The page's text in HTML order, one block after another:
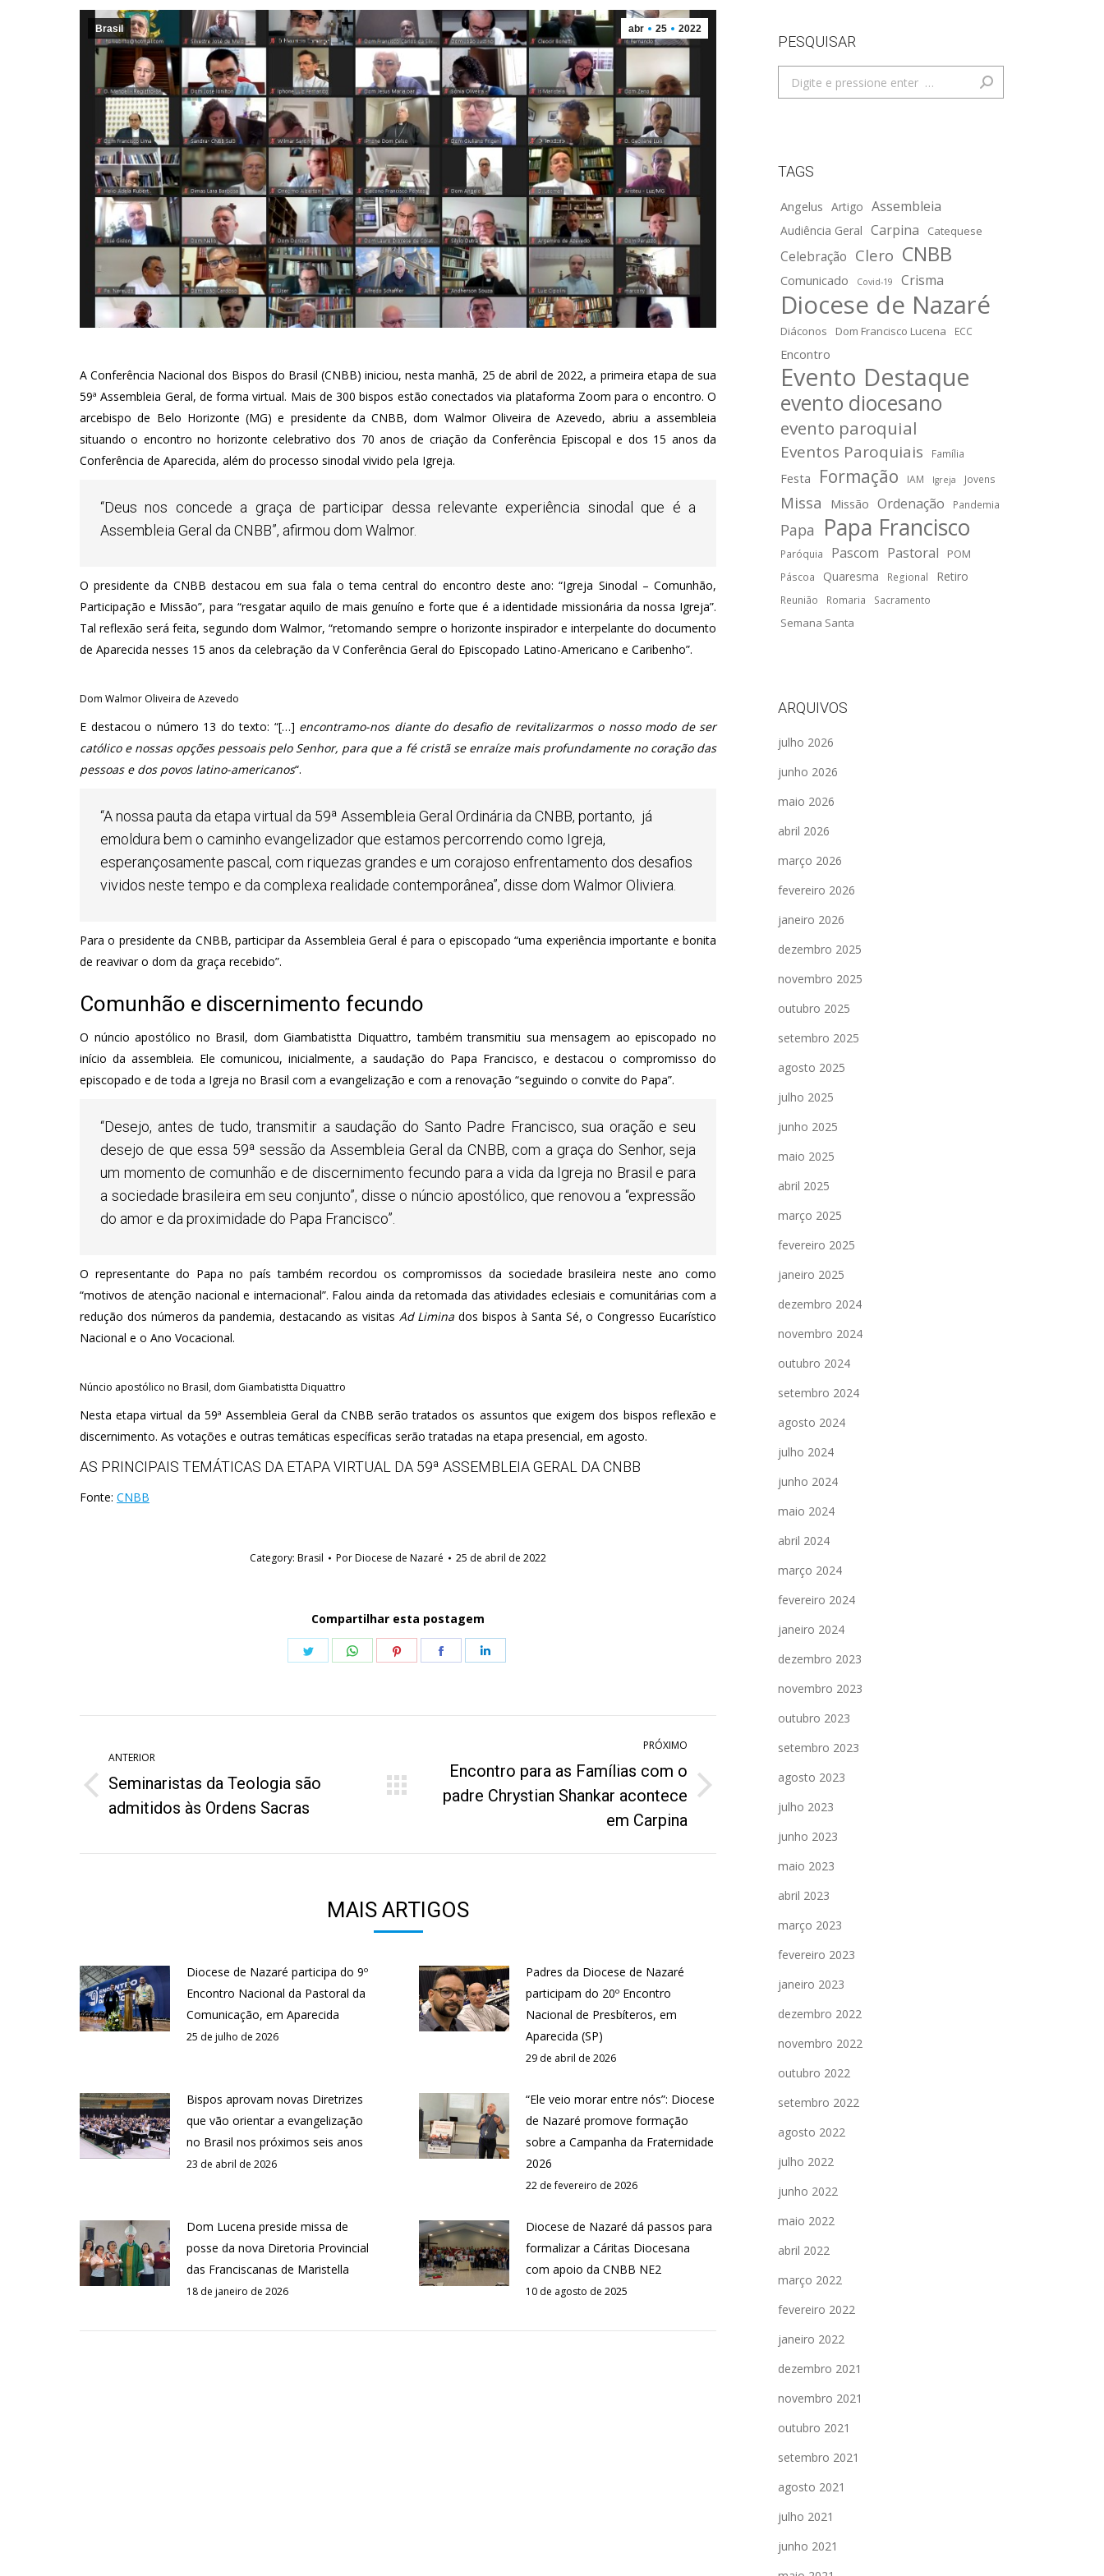
abr 25 2022
Brasil
A Conferência Nacional dos Bispos do Brasil (CNBB) iniciou, nesta manhã, 25 de abril de 2022, a primeira etapa de sua
59ª Assembleia Geral, de forma virtual. Mais de 300 bispos estão conectados via plataforma Zoom para o encontro. O
arcebispo de Belo Horizonte (MG) e presidente da CNBB, dom Walmor Oliveira de Azevedo, abriu a assembleia
situando o encontro no horizonte celebrativo dos 70 anos de criação da Conferência Episcopal e dos 15 anos da
Conferência de Aparecida, além do processo sinodal vivido pela Igreja.
“Deus nos concede a graça de participar dessa relevante experiência sinodal que é a
Assembleia Geral da CNBB”, afirmou dom Walmor.
O presidente da CNBB destacou em sua fala o tema central do encontro deste ano: “Igreja Sinodal – Comunhão,
Participação e Missão”, para “resgatar aquilo de mais genuíno e forte que é a identidade missionária da nossa Igreja”.
Tal reflexão será feita, segundo dom Walmor, “retomando sempre o horizonte inspirador e interpelante do documento
de Aparecida nesses 15 anos da celebração da V Conferência Geral do Episcopado Latino-Americano e Caribenho”.
Dom Walmor Oliveira de Azevedo
E destacou o número 13 do texto: “[…] encontramo-nos diante do desafio de revitalizarmos o nosso modo de ser
católico e nossas opções pessoais pelo Senhor, para que a fé cristã se enraíze mais profundamente no coração das
pessoas e dos povos latino-americanos“.
“A nossa pauta da etapa virtual da 59ª Assembleia Geral Ordinária da CNBB, portanto, já
emoldura bem o caminho evangelizador que estamos percorrendo como Igreja,
esperançosamente pascal, com riquezas grandes e um corajoso enfrentamento dos desafios
vividos neste tempo e da complexa realidade contemporânea”, disse dom Walmor Oliviera.
Para o presidente da CNBB, participar da Assembleia Geral é para o episcopado “uma experiência importante e bonita
de reavivar o dom da graça recebido”.
Comunhão e discernimento fecundo
O núncio apostólico no Brasil, dom Giambatistta Diquattro, também transmitiu sua mensagem ao episcopado no
início da assembleia. Ele comunicou, inicialmente, a saudação do Papa Francisco, e destacou o compromisso do
episcopado e de toda a Igreja no Brasil com a evangelização e com a renovação “seguindo o convite do Papa”.
“Desejo, antes de tudo, transmitir a saudação do Santo Padre Francisco, sua oração e seu
desejo de que essa 59ª sessão da Assembleia Geral da CNBB, com a graça do Senhor, seja
um momento de comunhão e de discernimento fecundo para a vida da Igreja no Brasil e para
a sociedade brasileira em seu conjunto”, disse o núncio apostólico, que renovou a “expressão
do amor e da proximidade do Papa Francisco”.
O representante do Papa no país também recordou os compromissos da sociedade brasileira neste ano como
“motivos de atenção nacional e internacional”. Falou ainda da retomada das atividades eclesiais e comunitárias com a
redução dos números da pandemia, destacando as visitas Ad Limina dos bispos à Santa Sé, o Congresso Eucarístico
Nacional e o Ano Vocacional.
Núncio apostólico no Brasil, dom Giambatistta Diquattro
Nesta etapa virtual da 59ª Assembleia Geral da CNBB serão tratados os assuntos que exigem dos bispos reflexão e
discernimento. As votações e outras temáticas específicas serão tratadas na etapa presencial, em agosto.
AS PRINCIPAIS TEMÁTICAS DA ETAPA VIRTUAL DA 59ª ASSEMBLEIA GERAL DA CNBB
Fonte: CNBB
Category: Brasil PorDiocese de Nazaré 25 de abril de 2022
Compartilhar esta postagem
Share Share
Share
Share
de
post:
ANTERIOR
Post
anterior:
Seminaristas da Teologia são
admitidos às Ordens Sacras
PRÓXIMO
Próximo
Encontro para as Famílias com o
padre Chrystian Shankar acontece
em Carpina
MAIS ARTIGOS
Diocese de Nazaré participa do 9º
Encontro Nacional da Pastoral da
Comunicação, em Aparecida
25 de julho de 2026
Padres da Diocese de Nazaré
participam do 20º Encontro
Nacional de Presbíteros, em
Aparecida (SP)
29 de abril de 2026
Bispos aprovam novas Diretrizes
que vão orientar a evangelização
no Brasil nos próximos seis anos
23 de abril de 2026
“Ele veio morar entre nós”: Diocese
de Nazaré promove formação
sobre a Campanha da Fraternidade
2026
22 de fevereiro de 2026
Dom Lucena preside missa de
posse da nova Diretoria Provincial
das Franciscanas de Maristella
18 de janeiro de 2026
Diocese de Nazaré dá passos para
formalizar a Cáritas Diocesana
com apoio da CNBB NE2
10 de agosto de 2025
PESQUISAR
Search:
TAGS
Angelus Artigo Assembleia
Audiência Geral Carpina Catequese
Celebração Clero CNBB
Comunicado Covid-19 Crisma
Diocese de Nazaré
Diáconos Dom Francisco Lucena ECC
Encontro
Evento Destaque
evento diocesano
evento paroquial
Eventos Paroquiais Família
Festa Formação IAM Igreja Jovens
Missa Missão Ordenação Pandemia
Papa Papa Francisco
Paróquia Pascom Pastoral POM
Páscoa Quaresma Regional Retiro
Reunião Romaria Sacramento
Semana Santa
ARQUIVOS
julho 2026
junho 2026
maio 2026
abril 2026
março 2026
fevereiro 2026
janeiro 2026
dezembro 2025
novembro 2025
outubro 2025
setembro 2025
agosto 2025
julho 2025
junho 2025
maio 2025
abril 2025
março 2025
fevereiro 2025
janeiro 2025
dezembro 2024
novembro 2024
outubro 2024
setembro 2024
agosto 2024
julho 2024
junho 2024
maio 2024
abril 2024
março 2024
fevereiro 2024
janeiro 2024
dezembro 2023
novembro 2023
outubro 2023
setembro 2023
agosto 2023
julho 2023
junho 2023
maio 2023
abril 2023
março 2023
fevereiro 2023
janeiro 2023
dezembro 2022
novembro 2022
outubro 2022
setembro 2022
agosto 2022
julho 2022
junho 2022
maio 2022
abril 2022
março 2022
fevereiro 2022
janeiro 2022
dezembro 2021
novembro 2021
outubro 2021
setembro 2021
agosto 2021
julho 2021
junho 2021